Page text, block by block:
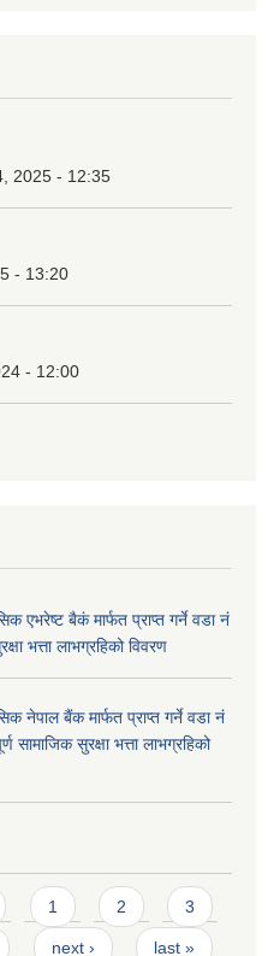
2025 - 12:35
- 13:20
- 12:00
एभरेष्ट बैकं मार्फत प्राप्त गर्ने वडा नं
भत्ता लाभग्रहिको विवरण
नेपाल बैंक मार्फत प्राप्त गर्ने वडा नं
सुरक्षा भत्ता लाभग्रहिको
1 2 3
next › last »